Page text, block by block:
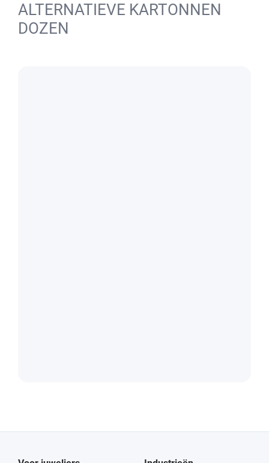
ALTERNATIEVE KARTONNEN
DOZEN